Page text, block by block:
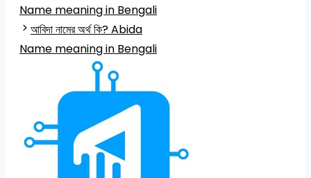
Name meaning in Bengali
আবিদা নামের অর্থ কি? Abida
Name meaning in Bengali